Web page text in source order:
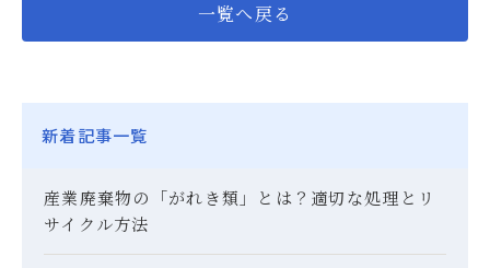
一覧へ戻る
新着記事一覧
産業廃棄物の「がれき類」とは？適切な処理とリ
サイクル方法